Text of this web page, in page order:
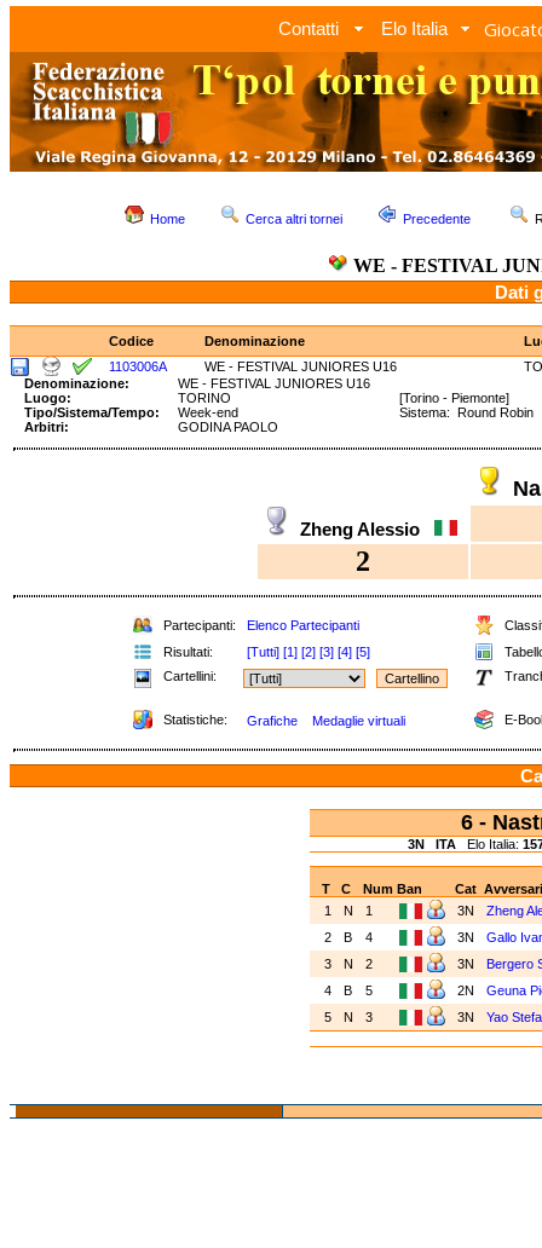
Contatti Elo Italia
Home Cerca altri tornei Precedente
WE - FESTIVAL
Dati
Codice Denominazione
1103006A
WE - FESTIVAL JUNIORES U16
Denominazione:
WE - FESTIVAL JUNIORES U16
Luogo:
TORINO
[Torino - Piemonte]
Tipo/Sistema/Tempo:
Week-end
Sistema: Round
Arbitri:
GODINA PAOLO
Zheng Alessio
2
Partecipanti: Elenco Partecipanti
Risultati:
[Tutti] [1] [2] [3] [4] [5]
Cartellini:
Statistiche: Grafiche Medaglie virtuali E-
6 -
3N ITAElo Italia:
T C NumBan Cat
1
N 1 3N
Zheng
2
B 4 3N
Gallo
3
N 2 3N
Bergero
4
B 5 2N
Geuna
5
N 3 3N Yao